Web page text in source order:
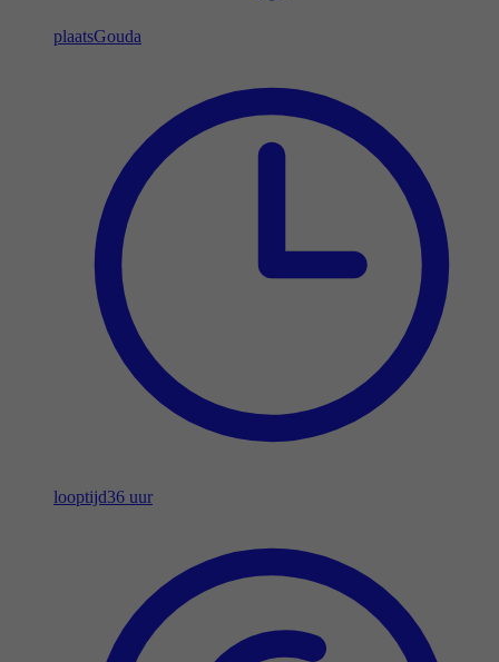
plaatsGouda
looptijd36 uur